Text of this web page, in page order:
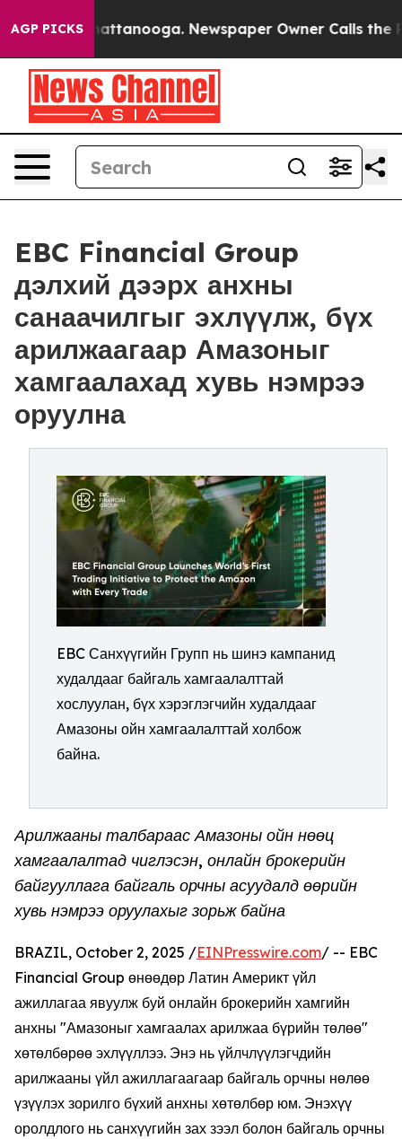
AGP PICKS
in Chattanooga. Newspaper Owner Calls the
EBC Financial Group
дэлхий дээрх анхны
санаачилгыг эхлүүлж, бүх
арилжаагаар Амазоныг
хамгаалахад хувь нэмрээ
оруулна
EBC Санхүүгийн Групп нь шинэ кампанид
худалдааг байгаль хамгаалалттай
хослуулан, бүх хэрэглэгчийн худалдааг
Амазоны ойн хамгаалалттай холбож
байна.
Арилжааны талбараас Амазоны ойн нөөц
хамгаалалтад чиглэсэн, онлайн брокерийн
байгууллага байгаль орчны асуудалд өөрийн
хувь нэмрээ оруулахыг зорьж байна
BRAZIL, October 2, 2025 /EINPresswire.com/ -- EBC
Financial Group өнөөдөр Латин Америкт үйл
ажиллагаа явуулж буй онлайн брокерийн хамгийн
анхны "Амазоныг хамгаалах арилжаа бүрийн төлөө"
хөтөлбөрөө эхлүүллээ. Энэ нь үйлчлүүлэгчдийн
арилжааны үйл ажиллагаагаар байгаль орчны нөлөө
үзүүлэх зорилго бүхий анхны хөтөлбөр юм. Энэхүү
оролдлого нь санхүүгийн зах зээл болон байгаль орчны